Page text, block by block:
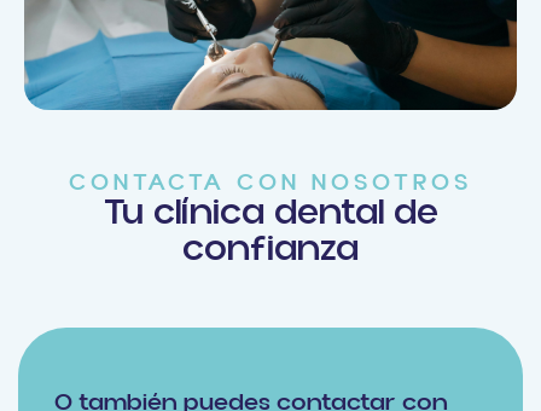
CONTACTA CON NOSOTROS
Tu clínica dental de
confianza
O también puedes contactar con